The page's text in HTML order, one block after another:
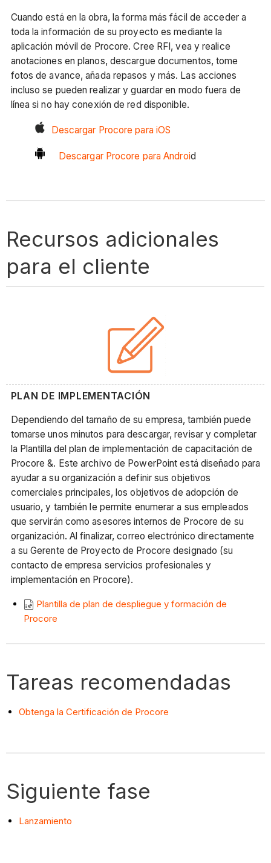
Cuando está en la obra, la forma más fácil de acceder a
toda la información de su proyecto es mediante la
aplicación móvil de Procore. Cree RFI, vea y realice
anotaciones en planos, descargue documentos, tome
fotos de avance, añada repasos y más. Las acciones
incluso se pueden realizar y guardar en modo fuera de
línea si no hay conexión de red disponible.
Descargar Procore para iOS
Descargar Procore para Android
Recursos adicionales
para el cliente
PLAN DE IMPLEMENTACIÓN
Dependiendo del tamaño de su empresa, también puede
tomarse unos minutos para descargar, revisar y completar
la Plantilla del plan de implementación de capacitación de
Procore &. Este archivo de PowerPoint está diseñado para
ayudar a su organización a definir sus objetivos
comerciales principales, los objetivos de adopción de
usuario, y también le permite enumerar a sus empleados
que servirán como asesores internos de Procore de su
organización. Al finalizar, correo electrónico directamente
a su Gerente de Proyecto de Procore designado (su
contacto de empresa servicios profesionales y
implementación en Procore).
Plantilla de plan de despliegue y formación de
Procore
Tareas recomendadas
Obtenga la Certificación de Procore
Siguiente fase
Lanzamiento